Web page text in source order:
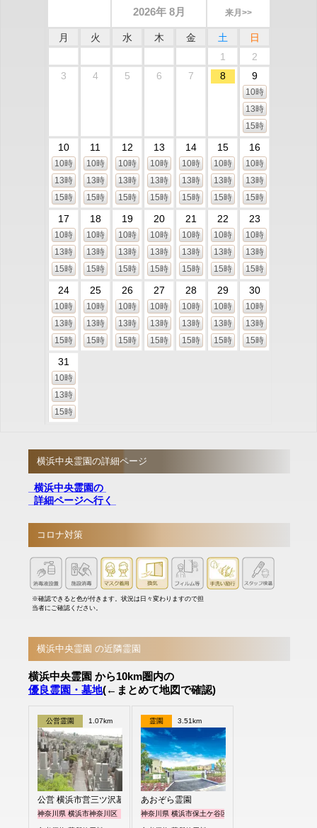
2026年 8月 来月>>
月 火 水 木 金 土
日
1
2
3
4 5 6 7 8 9
10時
13時
15時
10
10時
13時
15時
11
10時
13時
15時
12
10時
13時
15時
13
10時
13時
15時
14
10時
13時
15時
15
10時
13時
15時
16
10時
13時
15時
17
10時
13時
15時
18
10時
13時
15時
19
10時
13時
15時
20
10時
13時
15時
21
10時
13時
15時
22
10時
13時
15時
23
10時
13時
15時
24
10時
13時
15時
25
10時
13時
15時
26
10時
13時
15時
27
10時
13時
15時
28
10時
13時
15時
29
10時
13時
15時
30
10時
13時
15時
31
10時
13時
15時
横浜中央霊園の詳細ページ
横浜中央霊園の
詳細ページへ行く
コロナ対策
※確認できると色が付きます。状況は日々変わりますので担
当者にご確認ください。
横浜中央霊園 の近隣霊園
横浜中央霊園 から10km圏内の
優良霊園・墓地(←まとめて地図で確認)
公営霊園 1.07km
公営 横浜市営三ツ沢墓地
神奈川県 横浜市神奈川区
霊園 3.51km
あおぞら霊園
神奈川県 横浜市保土ケ谷区